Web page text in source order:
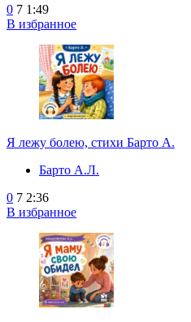
0 7 1:49
В избранное
Я лежу болею, стихи Барто А.
Барто А.Л.
0 7 2:36
В избранное